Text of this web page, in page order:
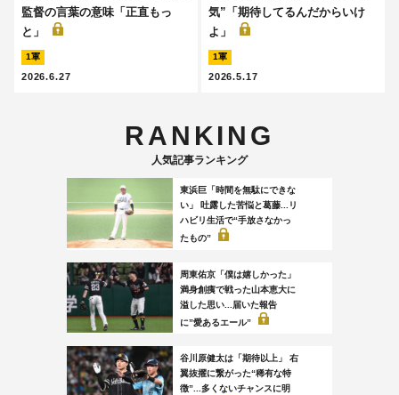
監督の言葉の意味「正直もっ
と」
1軍
2026.6.27
気”「期待してるんだからいけ
よ」
1軍
2026.5.17
RANKING
人気記事ランキング
東浜巨「時間を無駄にできな
い」 吐露した苦悩と葛藤...リ
ハビリ生活で“手放さなかっ
たもの”
周東佑京「僕は嬉しかった」
満身創痍で戦った山本恵大に
溢した思い...届いた報告
に”愛あるエール”
谷川原健太は「期待以上」 右
翼抜擢に繋がった“稀有な特
徴”...多くないチャンスに明